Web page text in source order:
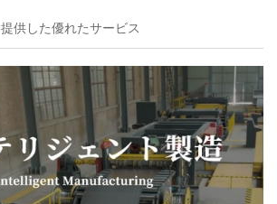
提供した優れたサービス